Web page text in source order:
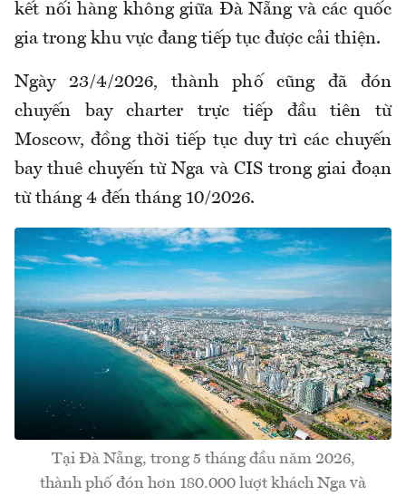
kết nối hàng không giữa Đà Nẵng và các quốc
gia trong khu vực đang tiếp tục được cải thiện.
Ngày 23/4/2026, thành phố cũng đã đón
chuyến bay charter trực tiếp đầu tiên từ
Moscow, đồng thời tiếp tục duy trì các chuyến
bay thuê chuyến từ Nga và CIS trong giai đoạn
từ tháng 4 đến tháng 10/2026.
Tại Đà Nẵng, trong 5 tháng đầu năm 2026,
thành phố đón hơn 180.000 lượt khách Nga và